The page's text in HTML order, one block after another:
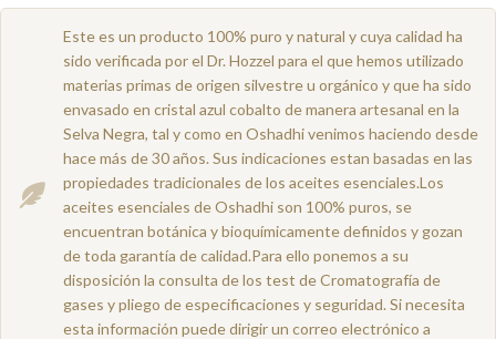
Este es un producto 100% puro y natural y cuya calidad ha
sido verificada por el Dr. Hozzel para el que hemos utilizado
materias primas de origen silvestre u orgánico y que ha sido
envasado en cristal azul cobalto de manera artesanal en la
Selva Negra, tal y como en Oshadhi venimos haciendo desde
hace más de 30 años. Sus indicaciones estan basadas en las
propiedades tradicionales de los aceites esenciales.Los
aceites esenciales de Oshadhi son 100% puros, se
encuentran botánica y bioquímicamente definidos y gozan
de toda garantía de calidad.Para ello ponemos a su
disposición la consulta de los test de Cromatografía de
gases y pliego de especificaciones y seguridad. Si necesita
esta información puede dirigir un correo electrónico a